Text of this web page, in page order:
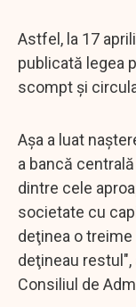
Astfel, la 17
publicată legea
scompt şi
Aşa a luat
a bancă
dintre cele
societate cu
deţinea o
deţineau
Consiliul de